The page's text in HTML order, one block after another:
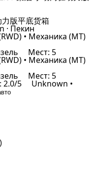
版平底货箱
· Пекин
• Механика (MT)
Мест: 5
• Механика (MT)
Мест: 5
2.0/5 Unknown •